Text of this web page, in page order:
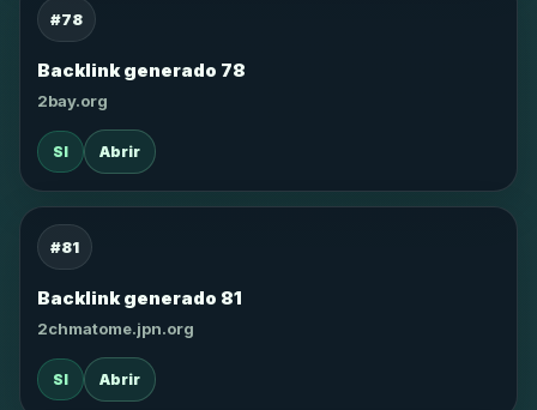
#78
Backlink generado 78
2bay.org
SI Abrir
#81
Backlink generado 81
2chmatome.jpn.org
SI Abrir